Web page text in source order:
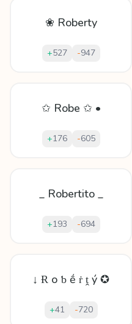
❀ Roberty
+527 -947
✩ Robe ✩ •
+176 -605
_ Robertito _
+193 -694
↓ Ɍ о ƅ ḗ ṙ ṱ ý ✪
+41 -720